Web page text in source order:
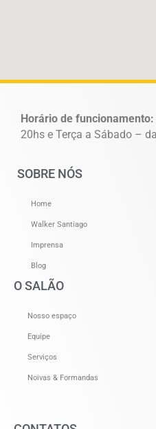
Horário de funcionamento:
20hs e Terça a Sábado –
SOBRE NÓS
Home
Walker Santiago
Imprensa
Blog
O SALÃO
Nosso espaço
Equipe
Serviços
Noivas & Formandas